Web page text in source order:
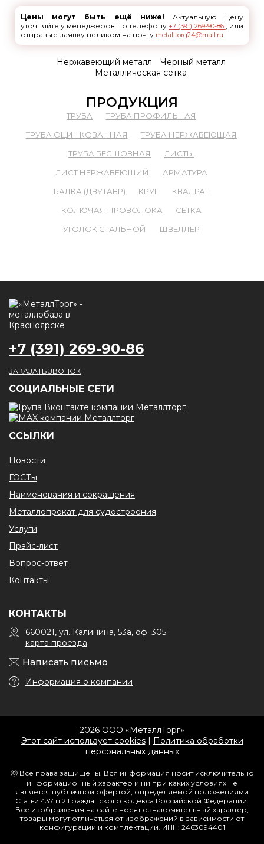
Цены могут быть ещё ниже! Актуальную цену
уточняйте у менеджеров по телефону +7 (391) 269-90-86 , или
отправьте заявку целиком на почту metalltorg24@mail.ru
Нержавеющий металл
Черный металл
Металлическая сетка
ПРОДУКЦИЯ
ТРУБА
ТРУБА ПРОФИЛЬНАЯ
ТРУБА ОЦИНКОВАННАЯ
ТРУБА НЕРЖАВЕЮЩАЯ
ТРУБА БЕСШОВНАЯ
ЛИСТЫ
ЛИСТ НЕРЖАВЕЮЩИЙ
АРМАТУРА
БАЛКА (ДВУТАВР)
КРУГ
КВАДРАТ
КОЛЮЧАЯ ПРОВОЛОКА
СЕТКА
УГОЛОК СТАЛЬНОЙ
ШВЕЛЛЕР
+7 (391) 269-90-86
ЗАКАЗАТЬ ЗВОНОК
CОЦИАЛЬНЫЕ СЕТИ
ССЫЛКИ
Новости
ГОСТы
Наименования и сокращения
Металлопрокат для судостроения
Услуги
Прайс-лист
Вопрос-ответ
Контакты
КОНТАКТЫ
660021, ул. Калинина, 53а, оф. 305
карта проезда
Написать письмо
Информация о компании
2026 ООО «МеталлТорг»
Этот сайт использует cookies| Политика обработки
персональных данных
ⓒ Все права защищены. Вся информация носит исключительно
информационный характер и ни при каких условиях не
является публичной офертой, определяемой положениями
Статьи 437 п.2 Гражданского кодекса Российской Федерации.
Все изображения на сайте носят ознакомительный характер,
товары могут отличаться от изображений в зависимости от
конфигурации и комплектации. ИНН: 2463094401